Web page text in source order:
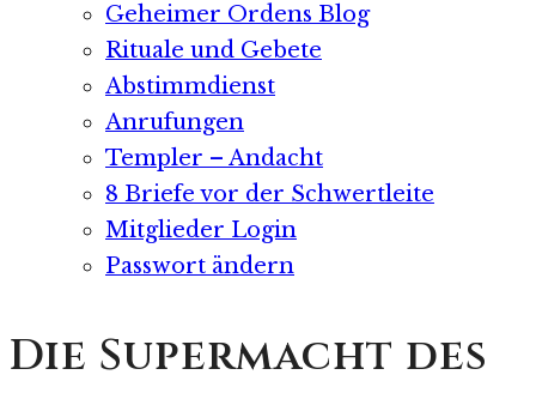
Geheimer Ordens Blog
Rituale und Gebete
Abstimmdienst
Anrufungen
Templer – Andacht
8 Briefe vor der Schwertleite
Mitglieder Login
Passwort ändern
Die Supermacht des